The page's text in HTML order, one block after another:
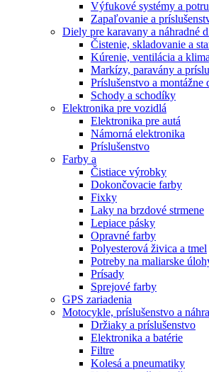
Výfukové systémy a
Zapaľovanie a
Diely pre karavany a náhradné
Čistenie, skladovanie a
Kúrenie, ventilácia a
Markízy, paravány a
Príslušenstvo a montážne
Schody a schodíky
Elektronika pre vozidlá
Elektronika pre autá
Námorná elektronika
Príslušenstvo
Farby a
Čistiace výrobky
Dokončovacie farby
Fixky
Laky na brzdové strmene
Lepiace pásky
Opravné farby
Polyesterová živica a tmel
Potreby na maliarske
Prísady
Sprejové farby
GPS zariadenia
Motocykle, príslušenstvo a
Držiaky a príslušenstvo
Elektronika a batérie
Filtre
Kolesá a pneumatiky